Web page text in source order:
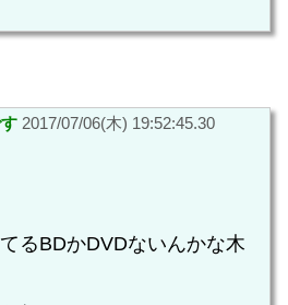
2017/07/06(木) 19:52:45.30
るBDかDVDないんかな木